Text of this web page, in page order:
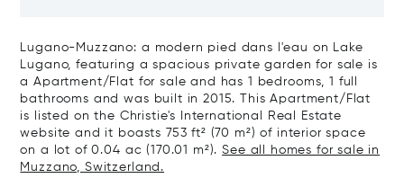
Lugano-Muzzano: a modern pied dans l'eau on Lake
Lugano, featuring a spacious private garden for sale is
a Apartment/Flat for sale and has 1 bedrooms, 1 full
bathrooms and was built in 2015. This Apartment/Flat
is listed on the Christie's International Real Estate
website and it boasts 753 ft² (70 m²) of interior space
on a lot of 0.04 ac (170.01 m²).See all homes for sale in
Muzzano, Switzerland.